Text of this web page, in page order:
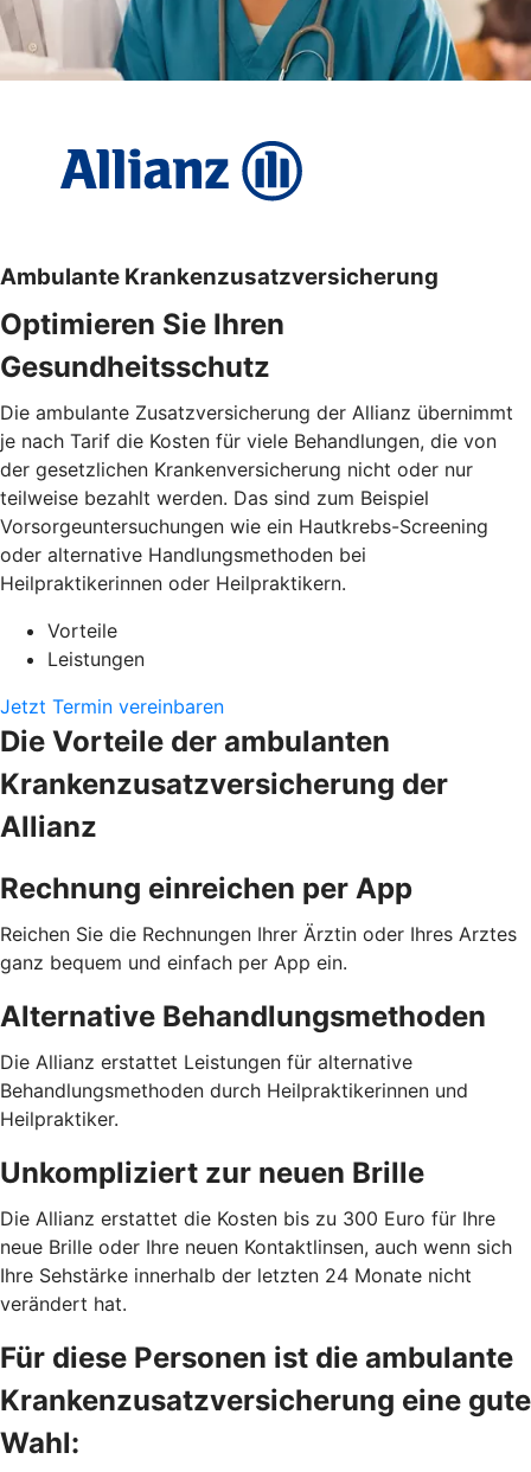
Ambulante Krankenzusatzversicherung
Optimieren Sie Ihren
Gesundheitsschutz
Die ambulante Zusatzversicherung der Allianz übernimmt
je nach Tarif die Kosten für viele Behandlungen, die von
der gesetzlichen Krankenversicherung nicht oder nur
teilweise bezahlt werden. Das sind zum Beispiel
Vorsorgeuntersuchungen wie ein Hautkrebs-Screening
oder alternative Handlungsmethoden bei
Heilpraktikerinnen oder Heilpraktikern.
Vorteile
Leistungen
Jetzt Termin vereinbaren
Die Vorteile der ambulanten
Krankenzusatzversicherung der
Allianz
Rechnung einreichen per App
Reichen Sie die Rechnungen Ihrer Ärztin oder Ihres Arztes
ganz bequem und einfach per App ein.
Alternative Behandlungsmethoden
Die Allianz erstattet Leistungen für alternative
Behandlungsmethoden durch Heilpraktikerinnen und
Heilpraktiker.
Unkompliziert zur neuen Brille
Die Allianz erstattet die Kosten bis zu 300 Euro für Ihre
neue Brille oder Ihre neuen Kontaktlinsen, auch wenn sich
Ihre Sehstärke innerhalb der letzten 24 Monate nicht
verändert hat.
Für diese Personen ist die ambulante
Krankenzusatzversicherung eine gute
Wahl: